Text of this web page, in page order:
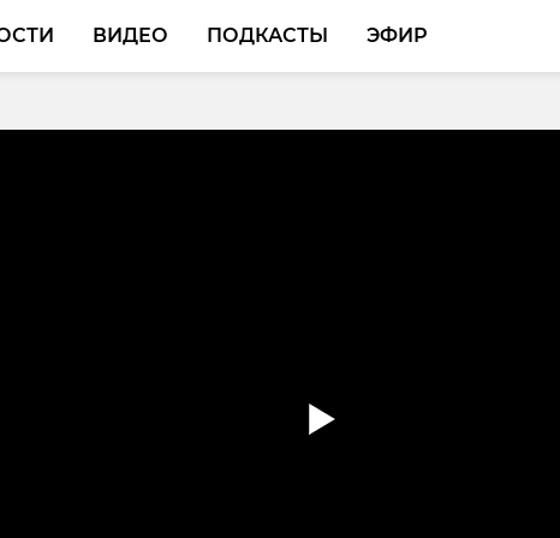
ВИДЕО ПОДКАСТЫ ЭФИР